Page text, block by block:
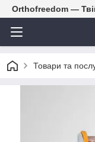
Orthofreedom —
Товари та